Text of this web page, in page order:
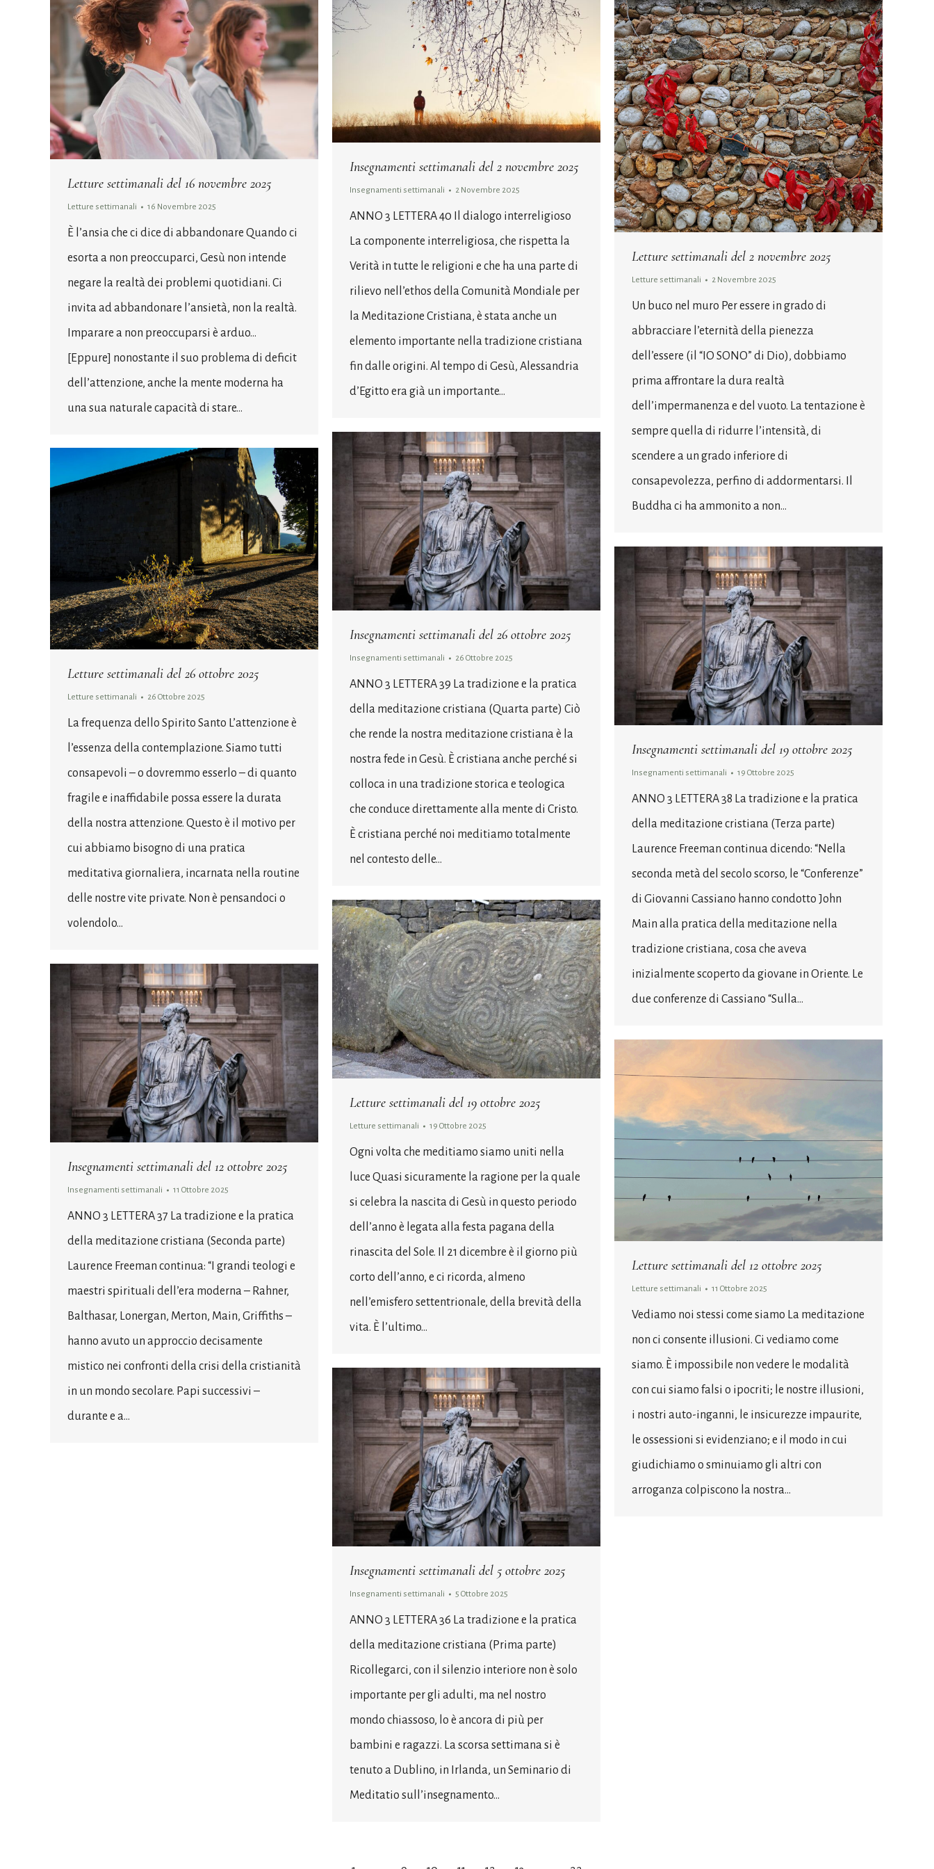
Letture settimanali del 16 novembre 2025
Letture settimanali 16 Novembre 2025
È l’ansia che ci dice di abbandonare Quando ci
esorta a non preoccuparci, Gesù non intende
negare la realtà dei problemi quotidiani. Ci
invita ad abbandonare l’ansietà, non la realtà.
Imparare a non preoccuparsi è arduo…
[Eppure] nonostante il suo problema di deficit
dell’attenzione, anche la mente moderna ha
una sua naturale capacità di stare…
Insegnamenti settimanali del 2 novembre 2025
Insegnamenti settimanali 2 Novembre 2025
ANNO 3 LETTERA 40 Il dialogo interreligioso
La componente interreligiosa, che rispetta la
Verità in tutte le religioni e che ha una parte di
rilievo nell’ethos della Comunità Mondiale per
la Meditazione Cristiana, è stata anche un
elemento importante nella tradizione cristiana
fin dalle origini. Al tempo di Gesù, Alessandria
d’Egitto era già un importante…
Letture settimanali del 2 novembre 2025
Letture settimanali 2 Novembre 2025
Un buco nel muro Per essere in grado di
abbracciare l’eternità della pienezza
dell’essere (il “IO SONO” di Dio), dobbiamo
prima affrontare la dura realtà
dell’impermanenza e del vuoto. La tentazione è
sempre quella di ridurre l’intensità, di
scendere a un grado inferiore di
consapevolezza, perfino di addormentarsi. Il
Buddha ci ha ammonito a non…
Insegnamenti settimanali del 26 ottobre 2025
Insegnamenti settimanali 26 Ottobre 2025
ANNO 3 LETTERA 39 La tradizione e la pratica
della meditazione cristiana (Quarta parte) Ciò
che rende la nostra meditazione cristiana è la
nostra fede in Gesù. È cristiana anche perché si
colloca in una tradizione storica e teologica
che conduce direttamente alla mente di Cristo.
È cristiana perché noi meditiamo totalmente
nel contesto delle…
Letture settimanali del 26 ottobre 2025
Letture settimanali 26 Ottobre 2025
La frequenza dello Spirito Santo L’attenzione è
l’essenza della contemplazione. Siamo tutti
consapevoli – o dovremmo esserlo – di quanto
fragile e inaffidabile possa essere la durata
della nostra attenzione. Questo è il motivo per
cui abbiamo bisogno di una pratica
meditativa giornaliera, incarnata nella routine
delle nostre vite private. Non è pensandoci o
volendolo…
Insegnamenti settimanali del 19 ottobre 2025
Insegnamenti settimanali 19 Ottobre 2025
ANNO 3 LETTERA 38 La tradizione e la pratica
della meditazione cristiana (Terza parte)
Laurence Freeman continua dicendo: “Nella
seconda metà del secolo scorso, le “Conferenze”
di Giovanni Cassiano hanno condotto John
Main alla pratica della meditazione nella
tradizione cristiana, cosa che aveva
inizialmente scoperto da giovane in Oriente. Le
due conferenze di Cassiano “Sulla…
Letture settimanali del 19 ottobre 2025
Letture settimanali 19 Ottobre 2025
Ogni volta che meditiamo siamo uniti nella
luce Quasi sicuramente la ragione per la quale
si celebra la nascita di Gesù in questo periodo
dell’anno è legata alla festa pagana della
rinascita del Sole. Il 21 dicembre è il giorno più
corto dell’anno, e ci ricorda, almeno
nell’emisfero settentrionale, della brevità della
vita. È l’ultimo…
Insegnamenti settimanali del 12 ottobre 2025
Insegnamenti settimanali 11 Ottobre 2025
ANNO 3 LETTERA 37 La tradizione e la pratica
della meditazione cristiana (Seconda parte)
Laurence Freeman continua: “I grandi teologi e
maestri spirituali dell’era moderna – Rahner,
Balthasar, Lonergan, Merton, Main, Griffiths –
hanno avuto un approccio decisamente
mistico nei confronti della crisi della cristianità
in un mondo secolare. Papi successivi –
durante e a…
Letture settimanali del 12 ottobre 2025
Letture settimanali 11 Ottobre 2025
Vediamo noi stessi come siamo La meditazione
non ci consente illusioni. Ci vediamo come
siamo. È impossibile non vedere le modalità
con cui siamo falsi o ipocriti; le nostre illusioni,
i nostri auto-inganni, le insicurezze impaurite,
le ossessioni si evidenziano; e il modo in cui
giudichiamo o sminuiamo gli altri con
arroganza colpiscono la nostra…
Insegnamenti settimanali del 5 ottobre 2025
Insegnamenti settimanali 5 Ottobre 2025
ANNO 3 LETTERA 36 La tradizione e la pratica
della meditazione cristiana (Prima parte)
Ricollegarci, con il silenzio interiore non è solo
importante per gli adulti, ma nel nostro
mondo chiassoso, lo è ancora di più per
bambini e ragazzi. La scorsa settimana si è
tenuto a Dublino, in Irlanda, un Seminario di
Meditatio sull’insegnamento…